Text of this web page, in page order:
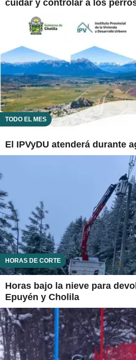
cuidar y controlar a los
TODO EL MES
El IPVyDU atenderá durante
HORAS DE CORTE
Horas bajo la nieve para
Epuyén y Cholila